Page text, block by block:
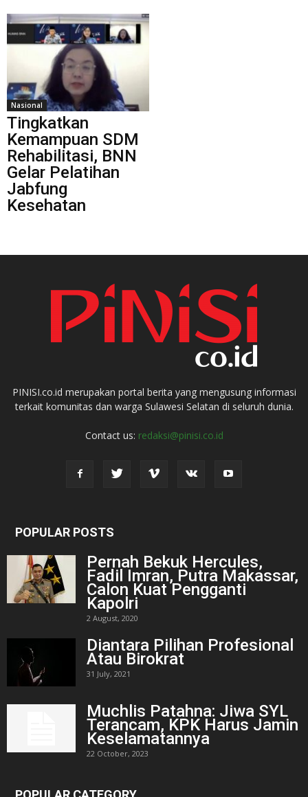
Nasional
Tingkatkan
Kemampuan SDM
Rehabilitasi, BNN
Gelar Pelatihan
Jabfung
Kesehatan
PINISI.co.id merupakan portal berita yang mengusung informasi
terkait komunitas dan warga Sulawesi Selatan di seluruh dunia.
Contact us: redaksi@pinisi.co.id
POPULAR POSTS
Pernah Bekuk Hercules,
Fadil Imran, Putra Makassar,
Calon Kuat Pengganti
Kapolri
2 August, 2020
Diantara Pilihan Profesional
Atau Birokrat
31 July, 2021
Muchlis Patahna: Jiwa SYL
Terancam, KPK Harus Jamin
Keselamatannya
22 October, 2023